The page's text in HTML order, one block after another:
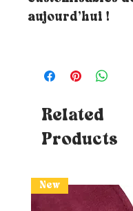
aujourd’hui !
Related
Products
New